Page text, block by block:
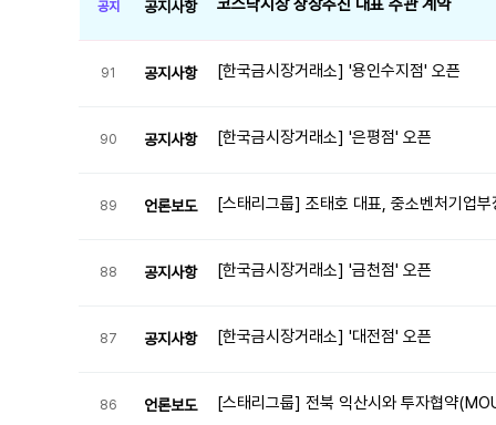
공지 공지사항 코스닥시장 상장추진 대표 주관 계약
91 공지사항 [한국금시장거래소] '용인수지점' 오픈
90 공지사항 [한국금시장거래소] '은평점' 오픈
89 언론보도 [스태리그룹] 조태호 대표, 중소벤처기업
88 공지사항 [한국금시장거래소] '금천점' 오픈
87 공지사항 [한국금시장거래소] '대전점' 오픈
86 언론보도 [스태리그룹] 전북 익산시와 투자협약